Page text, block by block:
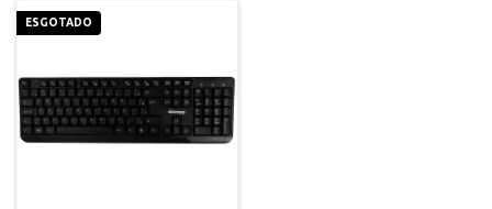
ESGOTADO